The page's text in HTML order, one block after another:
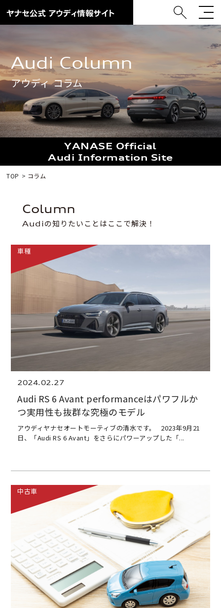
Audi Column
アウディ コラム
YANASE Official
Audi Information Site
TOP コラム
Column
Audiの知りたいことはここで解決！
車種
2024.02.27
Audi RS 6 Avant performanceはパワフルか
つ実用性も抜群な究極のモデル
アウディヤナセオートモーティブの清水です。 2023年9月21
日、「Audi RS 6 Avant」をさらにパワーアップした「...
中古車